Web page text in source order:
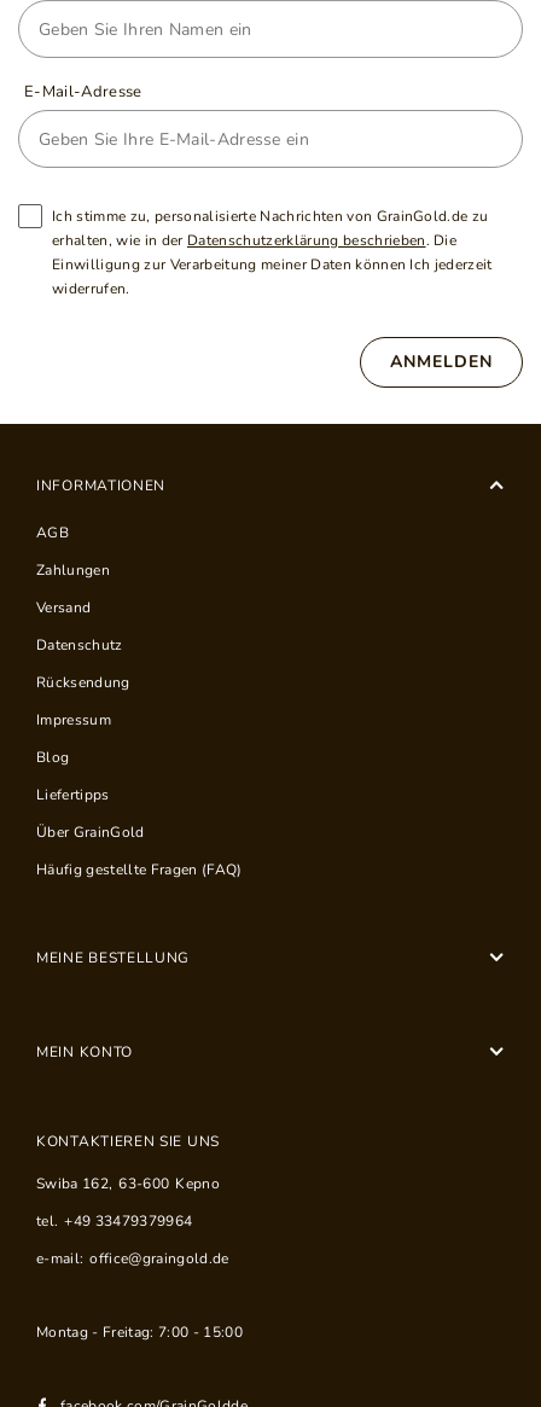
E-Mail-Adresse
Ich stimme zu, personalisierte Nachrichten von GrainGold.de zu
erhalten, wie in der Datenschutzerklärung beschrieben. Die
Einwilligung zur Verarbeitung meiner Daten können Ich jederzeit
widerrufen.
ANMELDEN
INFORMATIONEN
AGB
Zahlungen
Versand
Datenschutz
Rücksendung
Impressum
Blog
Liefertipps
Über GrainGold
Häufig gestellte Fragen (FAQ)
MEINE BESTELLUNG
MEIN KONTO
KONTAKTIEREN SIE UNS
Swiba 162, 63-600 Kepno
tel. +49 33479379964
e-mail: office@graingold.de
Montag - Freitag: 7:00 - 15:00